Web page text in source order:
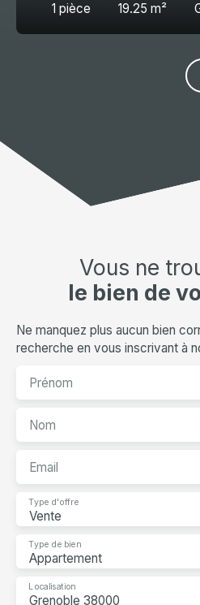
1 pièce 19.25 m²
Vous ne
le bien de
Ne manquez plus aucun bien
recherche en vous inscrivant à
Prénom
Nom
Email
Vente
Type d'offre
Appartement
Type de bien
Grenoble 38000
Localisation